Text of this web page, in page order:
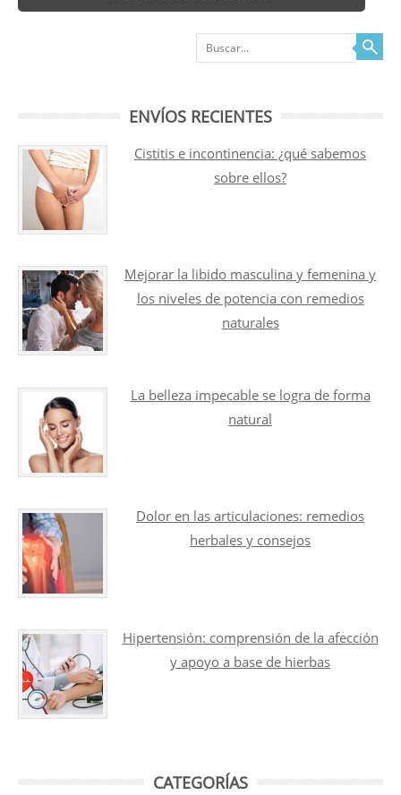
Buscar
ENVÍOS RECIENTES
Cistitis e incontinencia: ¿qué sabemos
sobre ellos?
Mejorar la libido masculina y femenina y
los niveles de potencia con remedios
naturales
La belleza impecable se logra de forma
natural
Dolor en las articulaciones: remedios
herbales y consejos
Hipertensión: comprensión de la afección
y apoyo a base de hierbas
CATEGORÍAS